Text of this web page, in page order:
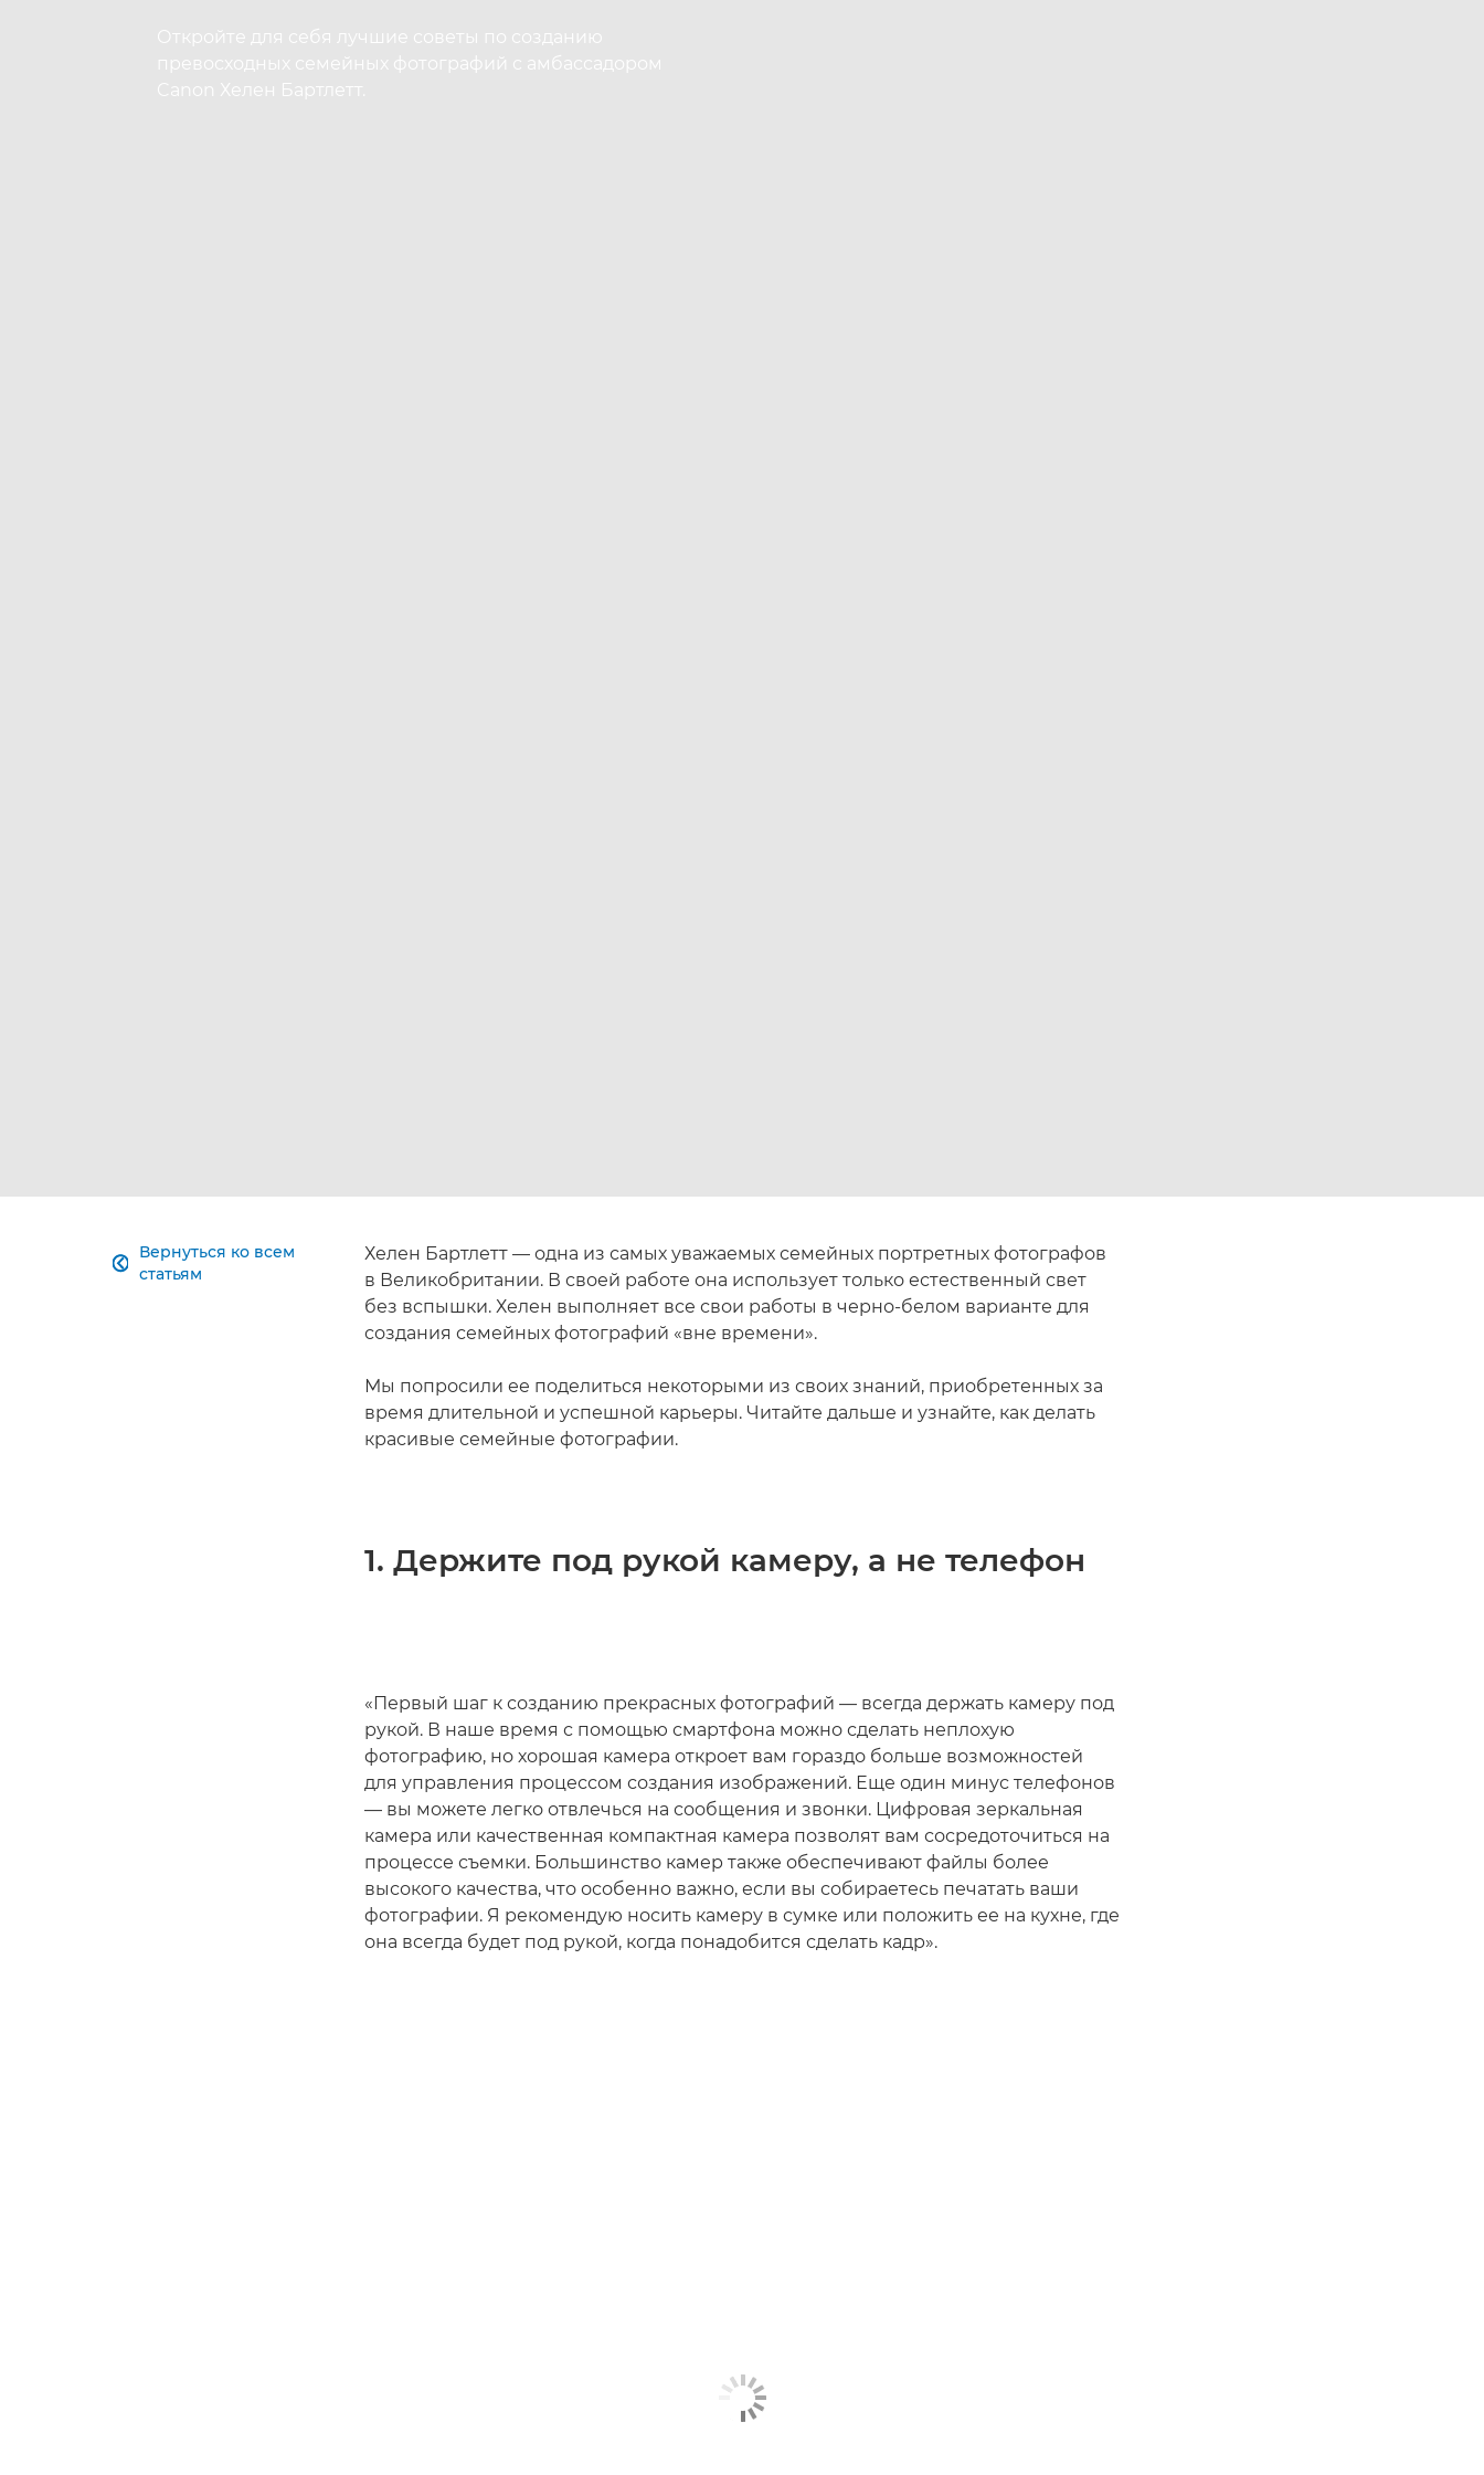
Откройте для себя лучшие советы по созданию
превосходных семейных фотографий с амбассадором
Canon Хелен Бартлетт.
Вернуться ко всем
статьям

Хелен Бартлетт — одна из самых уважаемых семейных портретных фотографов
в Великобритании. В своей работе она использует только естественный свет
без вспышки. Хелен выполняет все свои работы в черно-белом варианте для
создания семейных фотографий «вне времени».
Мы попросили ее поделиться некоторыми из своих знаний, приобретенных за
время длительной и успешной карьеры. Читайте дальше и узнайте, как делать
красивые семейные фотографии.
1. Держите под рукой камеру, а не телефон
«Первый шаг к созданию прекрасных фотографий — всегда держать камеру под
рукой. В наше время с помощью смартфона можно сделать неплохую
фотографию, но хорошая камера откроет вам гораздо больше возможностей
для управления процессом создания изображений. Еще один минус телефонов
— вы можете легко отвлечься на сообщения и звонки. Цифровая зеркальная
камера или качественная компактная камера позволят вам сосредоточиться на
процессе съемки. Большинство камер также обеспечивают файлы более
высокого качества, что особенно важно, если вы собираетесь печатать ваши
фотографии. Я рекомендую носить камеру в сумке или положить ее на кухне, где
она всегда будет под рукой, когда понадобится сделать кадр».